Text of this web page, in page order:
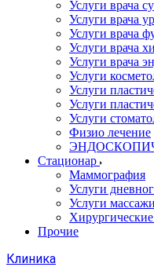
Услуги врача
Услуги врача
Услуги врача
Услуги врача
Услуги врача
Услуги
Услуги
Услуги
Услуги
Физио лечение
Стационар
Маммография
Услуги
Услуги
Прочие
Клиника